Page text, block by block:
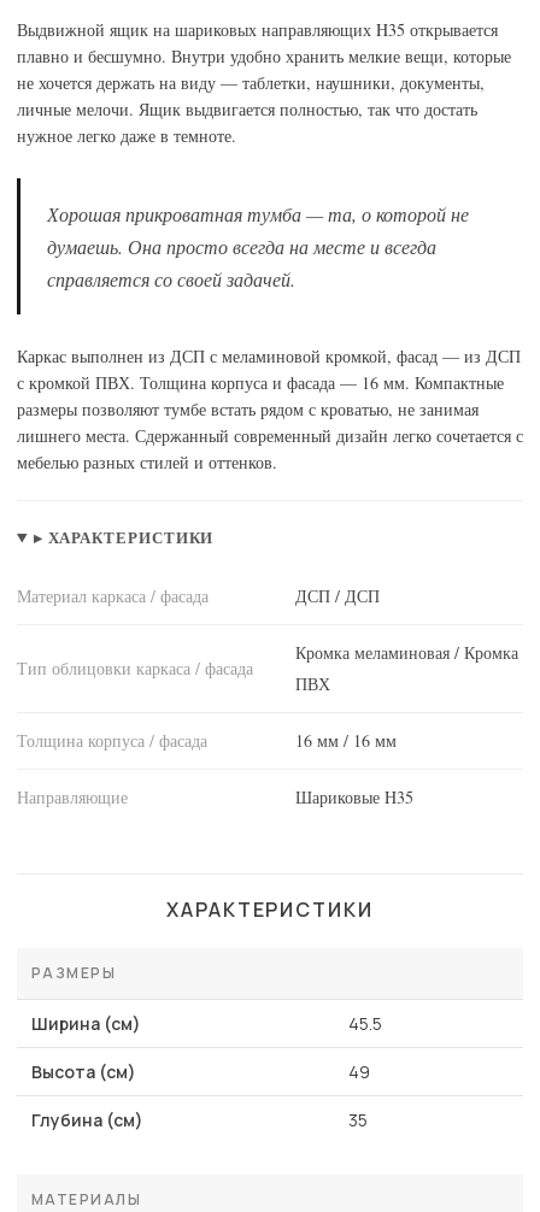
Выдвижной ящик на шариковых направляющих H35 открывается
плавно и бесшумно. Внутри удобно хранить мелкие вещи, которые
не хочется держать на виду — таблетки, наушники, документы,
личные мелочи. Ящик выдвигается полностью, так что достать
нужное легко даже в темноте.
Хорошая прикроватная тумба — та, о которой не
думаешь. Она просто всегда на месте и всегда
справляется со своей задачей.
Каркас выполнен из ДСП с меламиновой кромкой, фасад — из ДСП
с кромкой ПВХ. Толщина корпуса и фасада — 16 мм. Компактные
размеры позволяют тумбе встать рядом с кроватью, не занимая
лишнего места. Сдержанный современный дизайн легко сочетается с
мебелью разных стилей и оттенков.
▸ ХАРАКТЕРИСТИКИ
Материал каркаса / фасада ДСП / ДСП
Тип облицовки каркаса / фасада
Кромка меламиновая / Кромка
ПВХ
Толщина корпуса / фасада 16 мм / 16 мм
Направляющие Шариковые H35
ХАРАКТЕРИСТИКИ
РАЗМЕРЫ
Ширина (см) 45.5
Высота (см) 49
Глубина (см) 35
МАТЕРИАЛЫ